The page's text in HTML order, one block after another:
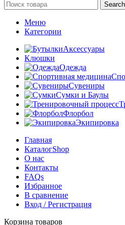
Search
Меню
Категории
Аксессуары
Клюшки
Одежда
Сувениры
Сумки и Баулы
Флорбол
Экипировка
Главная
КаталогShop
О нас
Контакты
FAQs
Избранное
В сравнение
Вход / Регистрация
Корзина товаров